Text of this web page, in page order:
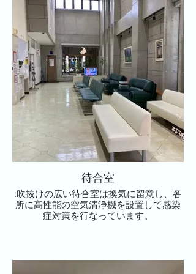
待合室
:吹抜けの広い待合室は換気に留意し、各
所に高性能の空気清浄機を設置して感染
症対策を行なっています。